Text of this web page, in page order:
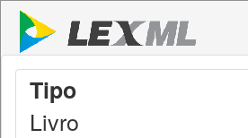
Tipo
Livro